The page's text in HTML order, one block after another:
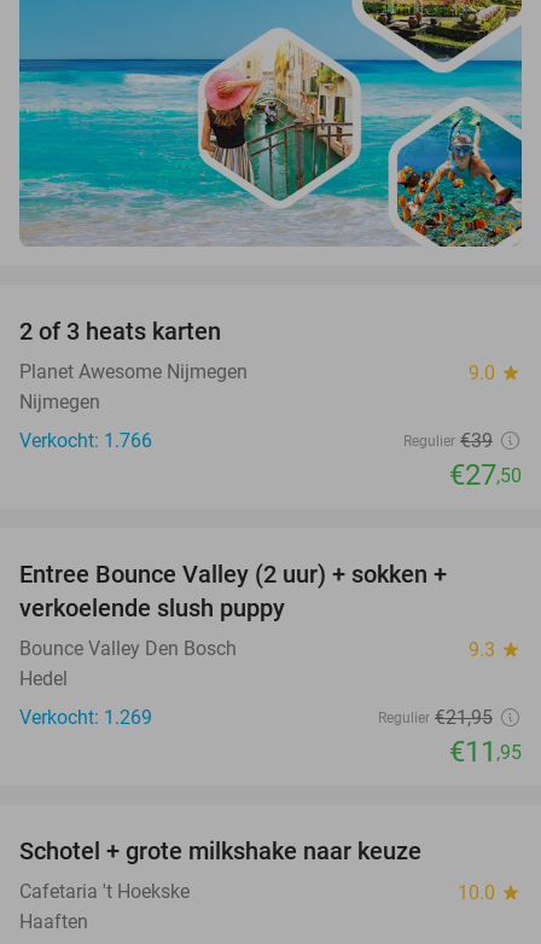
2 of 3 heats karten
Planet Awesome Nijmegen 9.0 star
Nijmegen
Verkocht: 1.766
Regulier €39
€27,50
Entree Bounce Valley (2 uur) + sokken +
verkoelende slush puppy
Bounce Valley Den Bosch 9.3 star
Hedel
Verkocht: 1.269
Regulier €21,95
€11 ,95
Schotel + grote milkshake naar keuze
Cafetaria 't Hoekske 10.0 star
Haaften